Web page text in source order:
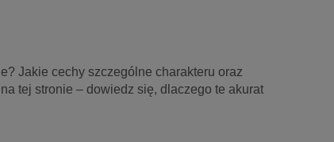
Jakie cechy szczególne charakteru oraz
tej stronie – dowiedz się, dlaczego te akurat